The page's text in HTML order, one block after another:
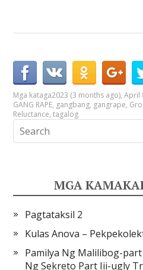
Mga kataga2023 (3 months ago),April
GANG RAPE, gangbang, gangrape,
Reluctance,tagalog
MGA
Pagtataksil 2
Kulas Anova –
Pamilya Ng Malilibog-
Ng Sekreto Part Iii-ugly